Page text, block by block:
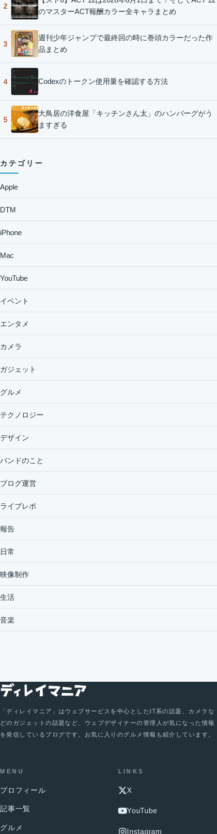
2
のマスターACT報酬カラー全キャラまとめ
3
週刊少年ジャンプで最終回の時に巻頭カラーだった作
品まとめ
4 Codexのトークン使用量を確認する方法
5
大鳥居の洋食屋「キッチンさん太」のハンバーグがう
ますぎる
カテゴリー
Apple
DTM
iPhone
Mac
YouTube
イベント
エンタメ
カメラ
ガジェット
グルメ
テクノロジー
デザイン
バンドのこと
ブログ運営
ライブレポ
報告
日常
映像制作
生活
音楽
「ディレイマニア」はウェブサービスを中心としたIT系の話題、カメラな
どのガジェットの話題など、ウェブデザイナーの管理人が気になった情報
を発信しているブログです。お気に入りのグルメ情報も紹介しています。
MENU
プロフィール
記事一覧
グルメ
LINKS
X
YouTube
Instagram